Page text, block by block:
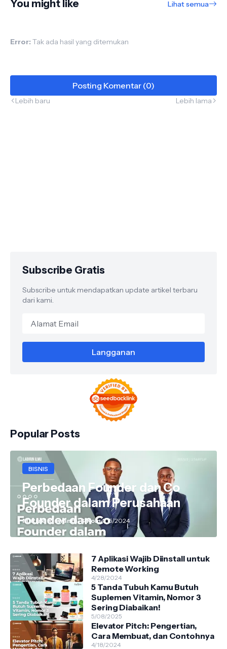
You might like Lihat semua
Error: Tak ada hasil yang ditemukan
Posting Komentar (0)
Lebih baru Lebih lama
Subscribe Gratis
Subscribe untuk mendapatkan update artikel terbaru
dari kami.
Popular Posts
BISNIS
Perbedaan Founder dan Co
Founder dalam Perusahaan
M. Rizki Riswandi, S.Kom4/15/2024
7 Aplikasi Wajib Diinstall untuk
Remote Working
4/28/2024
5 Tanda Tubuh Kamu Butuh
Suplemen Vitamin, Nomor 3
Sering Diabaikan!
5/08/2025
Elevator Pitch: Pengertian,
Cara Membuat, dan Contohnya
4/18/2024